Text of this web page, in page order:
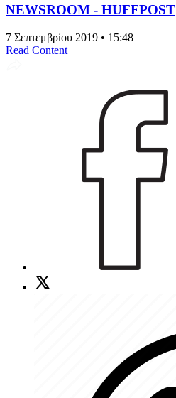
NEWSROOM - HUFFPOST
7 Σεπτεμβρίου 2019 • 15:48
Read Content